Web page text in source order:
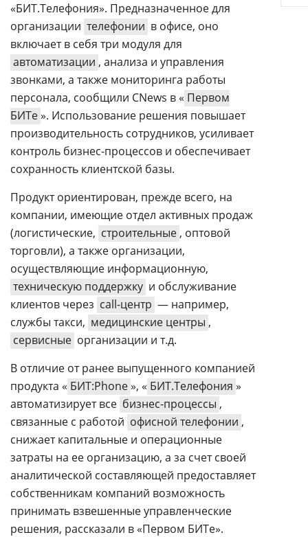
Об
издании
Реклама
Вакансии
Контакты
Max
Telegram
Дзен
«БИТ.Телефония». Предназначенное для
организации телефонии в офисе, оно
включает в себя три модуля для
автоматизации , анализа и управления
звонками, а также мониторинга работы
персонала, сообщили CNews в « Первом
БИТе». Использование решения повышает
производительность сотрудников, усиливает
контроль бизнес-процессов и обеспечивает
сохранность клиентской базы.
Продукт ориентирован, прежде всего, на
компании, имеющие отдел активных продаж
(логистические, строительные , оптовой
торговли), а также организации,
осуществляющие информационную,
техническую поддержку и обслуживание
клиентов через сall-центр — например,
службы такси, медицинские центры ,
сервисные организации и т.д.
В отличие от ранее выпущенного компанией
продукта « БИТ:Phone», « БИТ.Телефония »
автоматизирует все бизнес-процессы ,
связанные с работой офисной телефонии ,
снижает капитальные и операционные
затраты на ее организацию, а за счет своей
аналитической составляющей предоставляет
собственникам компаний возможность
принимать взвешенные управленческие
решения, рассказали в «Первом БИТе».